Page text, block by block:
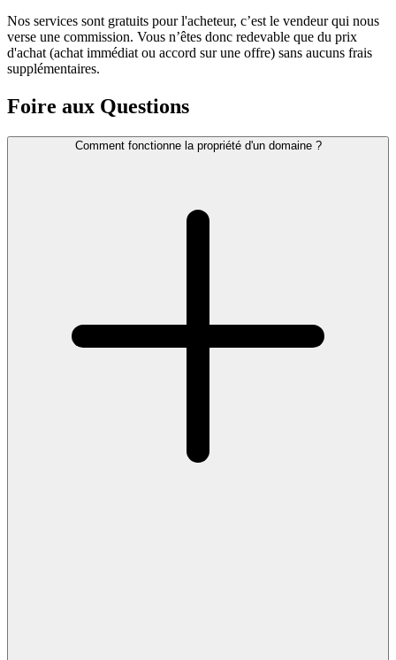
Nos services sont gratuits pour l'acheteur, c’est le vendeur qui nous
verse une commission. Vous n’êtes donc redevable que du prix
d'achat (achat immédiat ou accord sur une offre) sans aucuns frais
supplémentaires.
Foire aux Questions
Comment fonctionne la propriété d'un domaine ?